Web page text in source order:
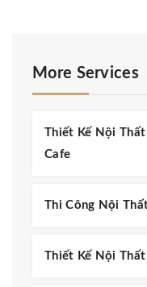
More Services
Thiết Kế Nội
Cafe
Thi Công Nội
Thiết Kế Nội Thất